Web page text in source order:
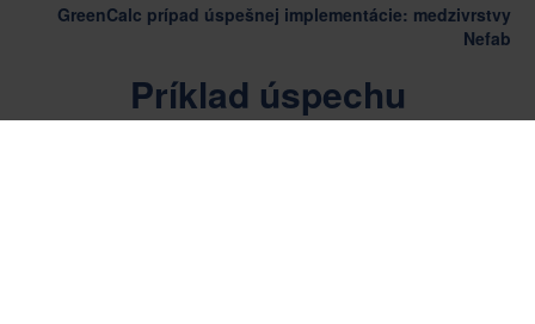
GreenCalc prípad úspešnej implementácie: medzivrstvy
Nefab
Príklad úspechu